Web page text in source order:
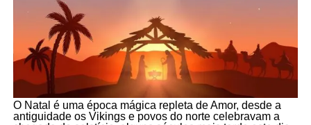
O Natal é uma época mágica repleta de Amor, desde a
antiguidade os Vikings e povos do norte celebravam a